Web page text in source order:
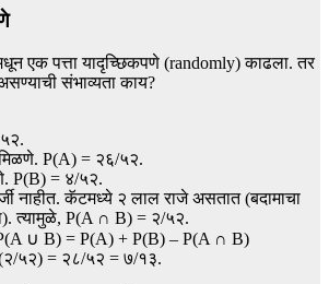
एक पत्ता यादृच्छिकपणे (randomly) काढला. तर
संभाव्यता काय?
P(A) = २६/५२.
P(B) = ४/५२.
नाहीत. कॅटमध्ये २ लाल राजे असतात (बदामाचा
त्यामुळे, P(A ∩ B) = २/५२.
∪ B) = P(A) + P(B) – P(A ∩ B)
५२) = २८/५२ = ७/१३.